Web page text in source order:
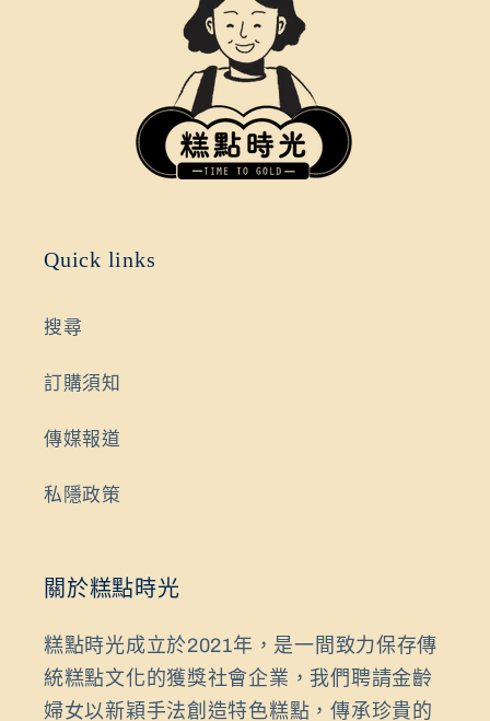
Quick links
搜尋
訂購須知
傳媒報道
私隱政策
關於糕點時光
糕點時光成立於2021年，是一間致力保存傳
統糕點文化的獲獎社會企業，我們聘請金齡
婦女以新穎手法創造特色糕點，傳承珍貴的